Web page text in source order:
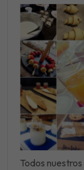
Todos nuestros